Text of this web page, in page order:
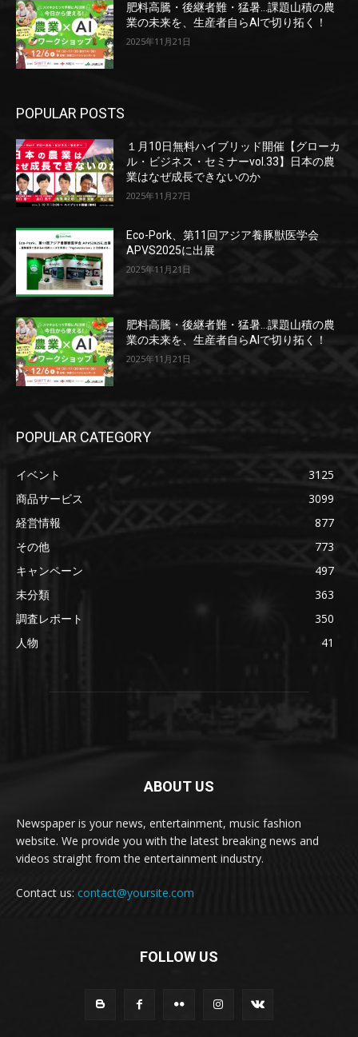
肥料高騰・後継者難・猛暑…課題山積の農
業の未来を、生産者自らAIで切り拓く！
2025年11月21日
POPULAR POSTS
１月10日無料ハイブリッド開催【グローカ
ル・ビジネス・セミナーvol.33】日本の農
業はなぜ成長できないのか
2025年11月27日
Eco-Pork、第11回アジア養豚獣医学会
APVS2025に出展
2025年11月21日
肥料高騰・後継者難・猛暑…課題山積の農
業の未来を、生産者自らAIで切り拓く！
2025年11月21日
POPULAR CATEGORY
イベント
3125
商品サービス
3099
経営情報
877
その他
773
キャンペーン
497
未分類
363
調査レポート
350
人物
41
ABOUT US
Newspaper is your news, entertainment, music fashion
website. We provide you with the latest breaking news and
videos straight from the entertainment industry.
Contact us: contact@yoursite.com
FOLLOW US